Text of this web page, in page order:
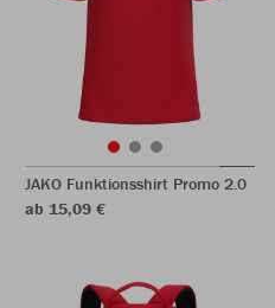
JAKO Funktionsshirt Promo 2.0
ab 15,09 €